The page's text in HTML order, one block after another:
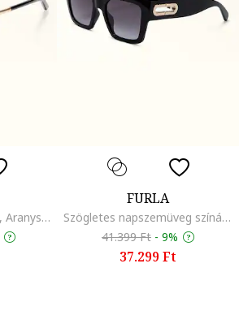
Cat-eye napszemüveg, Aranyszín/Fekete
FURLA
Szögletes napszemüveg színátmenetes lencsékkel, Aranyszín/Fekete
41.399 Ft - 9%
37.299 Ft